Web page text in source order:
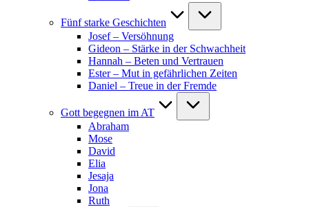
Fünf starke Geschichten
Josef – Versöhnung
Gideon – Stärke in der Schwachheit
Hannah – Beten und Vertrauen
Ester – Mut in gefährlichen Zeiten
Daniel – Treue in der Fremde
Gott begegnen im AT
Abraham
Mose
David
Elia
Jesaja
Jona
Ruth